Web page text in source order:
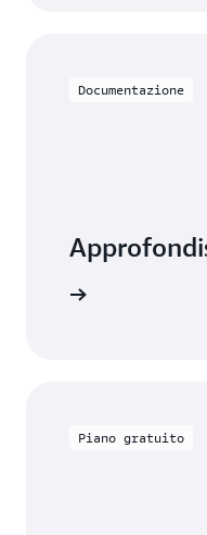
Documentazione
Piano gratuito